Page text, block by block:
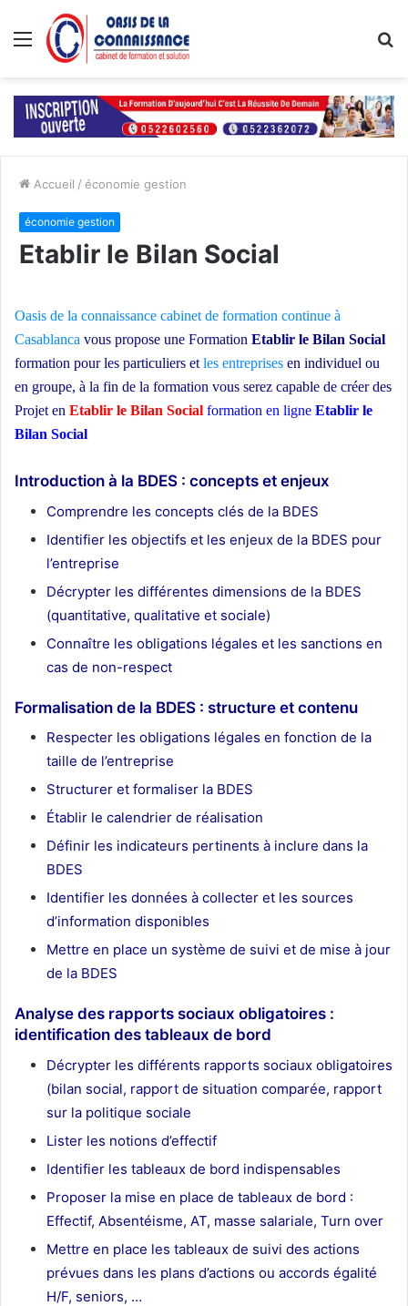
Menu
Accueil / économie gestion
économie gestion
Etablir le Bilan Social
Oasis de la connaissance cabinet de formation continue à
Casablanca vous propose une Formation Etablir le Bilan Social
formation pour les particuliers et les entreprises en individuel ou
en groupe, à la fin de la formation vous serez capable de créer des
Projet en Etablir le Bilan Social formation en ligne Etablir le
Bilan Social
Introduction à la BDES : concepts et enjeux
Comprendre les concepts clés de la BDES
Identifier les objectifs et les enjeux de la BDES pour
l’entreprise
Décrypter les différentes dimensions de la BDES
(quantitative, qualitative et sociale)
Connaître les obligations légales et les sanctions en
cas de non-respect
Formalisation de la BDES : structure et contenu
Respecter les obligations légales en fonction de la
taille de l’entreprise
Structurer et formaliser la BDES
Établir le calendrier de réalisation
Définir les indicateurs pertinents à inclure dans la
BDES
Identifier les données à collecter et les sources
d’information disponibles
Mettre en place un système de suivi et de mise à jour
de la BDES
Analyse des rapports sociaux obligatoires :
identification des tableaux de bord
Décrypter les différents rapports sociaux obligatoires
(bilan social, rapport de situation comparée, rapport
sur la politique sociale
Lister les notions d’effectif
Identifier les tableaux de bord indispensables
Proposer la mise en place de tableaux de bord :
Effectif, Absentéisme, AT, masse salariale, Turn over
Mettre en place les tableaux de suivi des actions
prévues dans les plans d’actions ou accords égalité
H/F, seniors, …